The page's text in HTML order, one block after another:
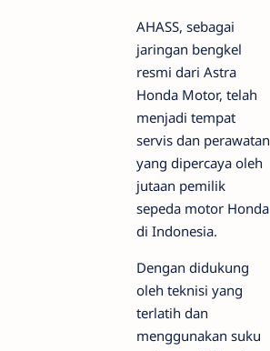
AHASS, sebagai
jaringan bengkel
resmi dari Astra
Honda Motor, telah
menjadi tempat
servis dan perawatan
yang dipercaya oleh
jutaan pemilik
sepeda motor Honda
di Indonesia.
Dengan didukung
oleh teknisi yang
terlatih dan
menggunakan suku